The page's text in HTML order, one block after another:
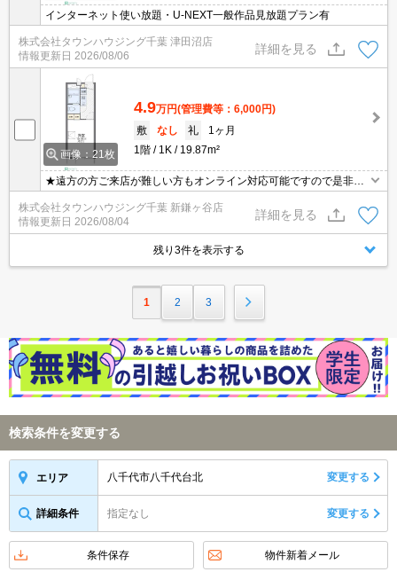
インターネット使い放題・U-NEXT一般作品見放題プラン有
株式会社タウンハウジング千葉 津田沼店
情報更新日 2026/08/06
詳細を見る
画像：21枚
4.9万円(管理費等：6,000円)
敷
なし 礼
1ヶ月
1階
1K 19.87m²
★遠方の方ご来店が難しい方もオンライン対応可能ですので是非一
度ご相談くださいませ！お部屋探しはタウンハウジングにお任せ下
さい★
株式会社タウンハウジング千葉 新鎌ヶ谷店
情報更新日 2026/08/04
詳細を見る
残り3件を表示する
1 2 3
検索条件を変更する
エリア 八千代市八千代台北 変更する
詳細条件 指定なし 変更する
条件保存 物件新着メール